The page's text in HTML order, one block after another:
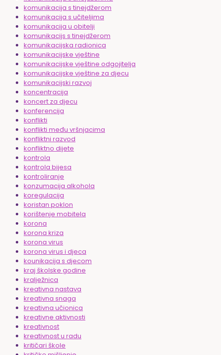
komunikacija s tinejdžerom
komunikacija s učiteljima
komunikacija u obitelji
komunikacijs s tinejdžerom
komunikacijska radionica
komunikacijske vještine
komunikacijske vještine odgojitelja
komunikacijske vještine za djecu
komunikacijski razvoj
koncentracija
koncert za djecu
konferencija
konflikti
konflikti među vršnjacima
konfliktni razvod
konfliktno dijete
kontrola
kontrola bijesa
kontroliranje
konzumacija alkohola
koregulacija
koristan poklon
korištenje mobitela
korona
korona kriza
korona virus
korona virus i djeca
kounikacija s djecom
kraj školske godine
kralježnica
kreativna nastava
kreativna snaga
kreativna učionica
kreativne aktivnosti
kreativnost
kreativnost u radu
kritičari škole